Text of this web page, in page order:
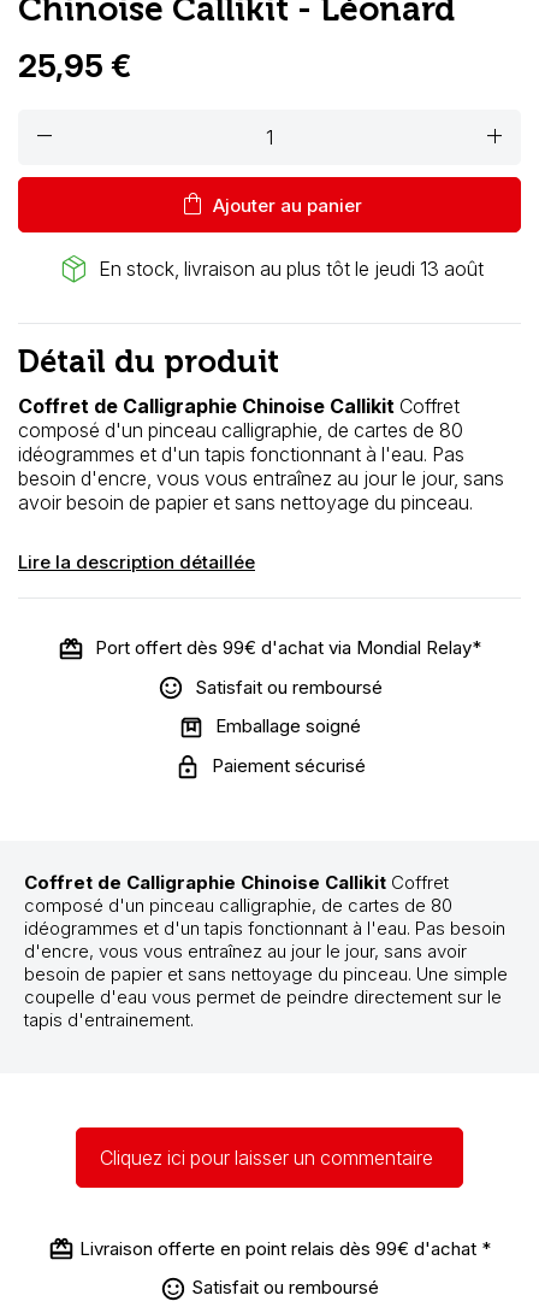
Chinoise Callikit - Léonard
25,95 €
remove add
shopping_bag Ajouter au panier
package_2 En stock, livraison au plus tôt le jeudi 13 août
Détail du produit
Coffret de Calligraphie Chinoise Callikit Coffret
composé d'un pinceau calligraphie, de cartes de 80
idéogrammes et d'un tapis fonctionnant à l'eau. Pas
besoin d'encre, vous vous entraînez au jour le jour, sans
avoir besoin de papier et sans nettoyage du pinceau.
Lire la description détaillée
Port offert dès 99€ d'achat via Mondial Relay*
Satisfait ou remboursé
Emballage soigné
Paiement sécurisé
Coffret de Calligraphie Chinoise Callikit Coffret
composé d'un pinceau calligraphie, de cartes de 80
idéogrammes et d'un tapis fonctionnant à l'eau. Pas besoin
d'encre, vous vous entraînez au jour le jour, sans avoir
besoin de papier et sans nettoyage du pinceau. Une simple
coupelle d'eau vous permet de peindre directement sur le
tapis d'entrainement.
Cliquez ici pour laisser un commentaire
Livraison offerte en point relais dès 99€ d'achat *
Satisfait ou remboursé